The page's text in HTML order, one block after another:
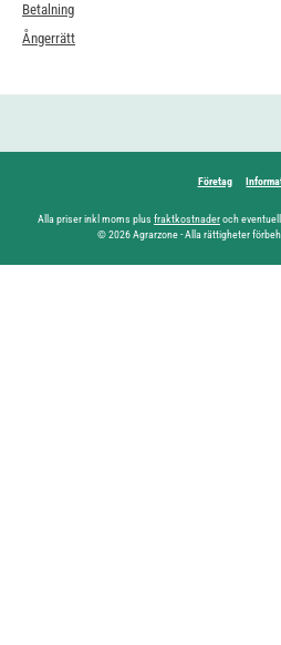
Betalning
Ångerrätt
Företag
Alla priser inkl moms plus fraktkostnaderoch
© 2026 Agrarzone - Alla rättigheter